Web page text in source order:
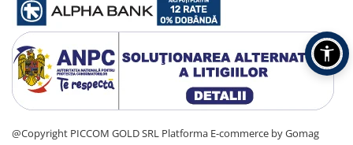
@Copyright PICCOM GOLD SRL Platforma E-commerce by Gomag